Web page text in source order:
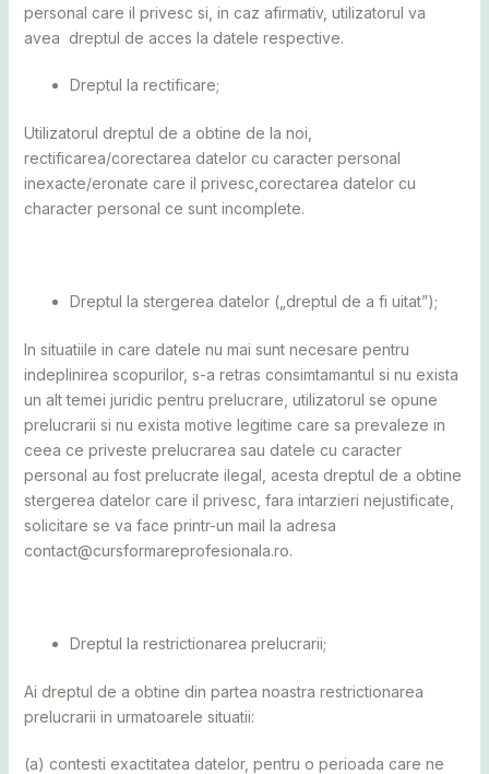
personal care il privesc si, in caz afirmativ, utilizatorul va
avea dreptul de acces la datele respective.
Dreptul la rectificare;
Utilizatorul dreptul de a obtine de la noi,
rectificarea/corectarea datelor cu caracter personal
inexacte/eronate care il privesc,corectarea datelor cu
character personal ce sunt incomplete.
Dreptul la stergerea datelor („dreptul de a fi uitat”);
In situatiile in care datele nu mai sunt necesare pentru
indeplinirea scopurilor, s-a retras consimtamantul si nu exista
un alt temei juridic pentru prelucrare, utilizatorul se opune
prelucrarii si nu exista motive legitime care sa prevaleze in
ceea ce priveste prelucrarea sau datele cu caracter
personal au fost prelucrate ilegal, acesta dreptul de a obtine
stergerea datelor care il privesc, fara intarzieri nejustificate,
solicitare se va face printr-un mail la adresa
contact@cursformareprofesionala.ro.
Dreptul la restrictionarea prelucrarii;
Ai dreptul de a obtine din partea noastra restrictionarea
prelucrarii in urmatoarele situatii:
(a) contesti exactitatea datelor, pentru o perioada care ne